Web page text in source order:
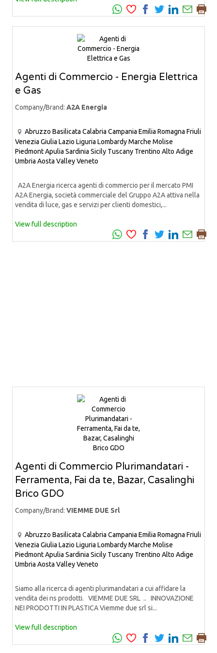
Agenti di Commercio - Energia Elettrica
e Gas
Company/Brand: A2A Energia
Abruzzo Basilicata Calabria Campania Emilia Romagna Friuli
Venezia Giulia Lazio Liguria LombardyMarche Molise
PiedmontApulia Sardinia Sicily Tuscany Trentino Alto Adige
Umbria Aosta ValleyVeneto
A2A Energia ricerca agenti di commercio per il mercato PMI
A2A Energia, società commerciale del Gruppo A2A attiva nella
vendita di luce, gas e servizi per clienti domestici,...
View full description
Agenti di Commercio Plurimandatari -
Ferramenta, Fai da te, Bazar, Casalinghi
Brico GDO
Company/Brand: VIEMME DUE Srl
Abruzzo Basilicata Calabria Campania Emilia Romagna Friuli
Venezia Giulia Lazio Liguria LombardyMarche Molise
PiedmontApulia Sardinia Sicily Tuscany Trentino Alto Adige
Umbria Aosta ValleyVeneto
Siamo alla ricerca di agenti plurimandatari a cui affidare la
vendita dei ns prodotti. VIEMME DUE SRL .. INNOVAZIONE
NEI PRODOTTI IN PLASTICA Viemme due srl si...
View full description